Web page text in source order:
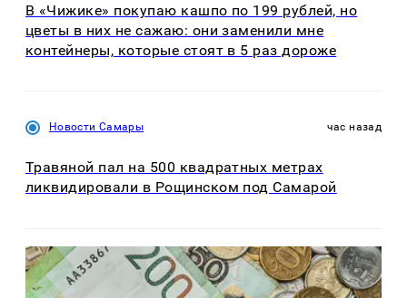
В «Чижике» покупаю кашпо по 199 рублей, но
цветы в них не сажаю: они заменили мне
контейнеры, которые стоят в 5 раз дороже
Новости Самары час назад
Травяной пал на 500 квадратных метрах
ликвидировали в Рощинском под Самарой